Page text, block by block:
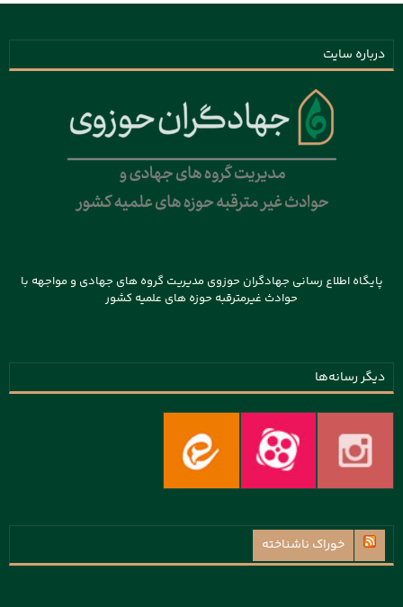
درباره سایت
پایگاه اطلاع رسانی جهادگران حوزوی مدیریت گروه های جهادی و مواجهه با
حوادث غیرمترقبه حوزه های علمیه کشور
دیگر رسانه‌ها
خوراک ناشناخته